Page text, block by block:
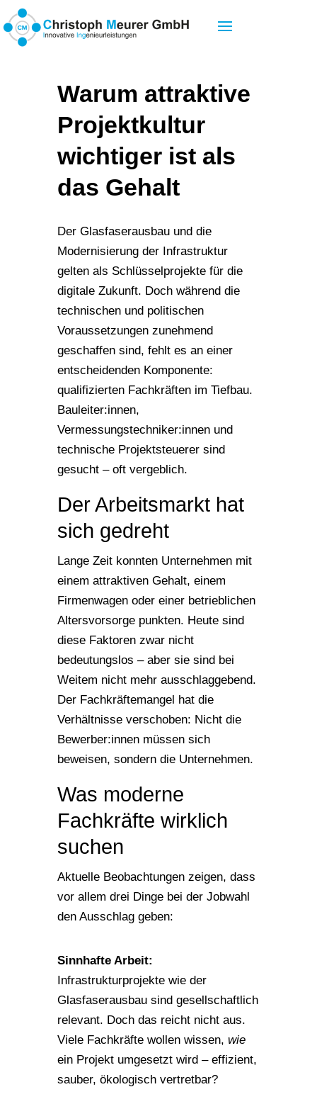
Warum attraktive
Projektkultur
wichtiger ist als
das Gehalt
Der Glasfaserausbau und die
Modernisierung der Infrastruktur
gelten als Schlüsselprojekte für die
digitale Zukunft. Doch während die
technischen und politischen
Voraussetzungen zunehmend
geschaffen sind, fehlt es an einer
entscheidenden Komponente:
qualifizierten Fachkräften im Tiefbau.
Bauleiter:innen,
Vermessungstechniker:innen und
technische Projektsteuerer sind
gesucht – oft vergeblich.
Der Arbeitsmarkt hat
sich gedreht
Lange Zeit konnten Unternehmen mit
einem attraktiven Gehalt, einem
Firmenwagen oder einer betrieblichen
Altersvorsorge punkten. Heute sind
diese Faktoren zwar nicht
bedeutungslos – aber sie sind bei
Weitem nicht mehr ausschlaggebend.
Der Fachkräftemangel hat die
Verhältnisse verschoben: Nicht die
Bewerber:innen müssen sich
beweisen, sondern die Unternehmen.
Was moderne
Fachkräfte wirklich
suchen
Aktuelle Beobachtungen zeigen, dass
vor allem drei Dinge bei der Jobwahl
den Ausschlag geben:
Sinnhafte Arbeit:
Infrastrukturprojekte wie der
Glasfaserausbau sind gesellschaftlich
relevant. Doch das reicht nicht aus.
Viele Fachkräfte wollen wissen, wie
ein Projekt umgesetzt wird – effizient,
sauber, ökologisch vertretbar?